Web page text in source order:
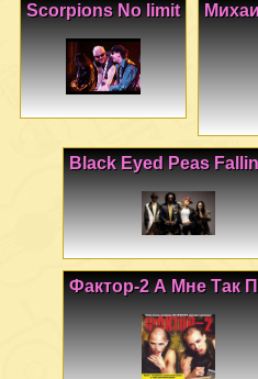
Scorpions No limit
Black Eyed Peas
Фактор-2 А Мне Так